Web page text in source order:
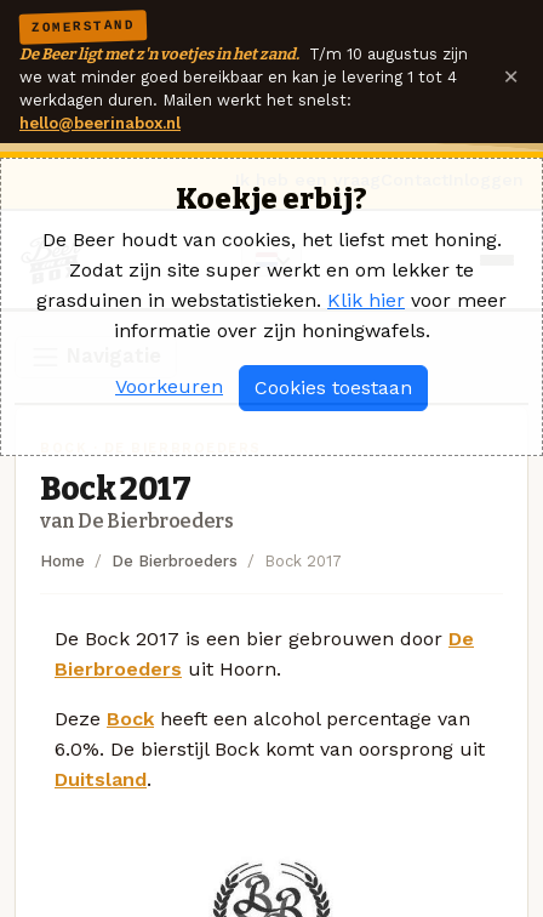
ZOMERSTAND
De Beer ligt met z'n voetjes in het zand. T/m 10 augustus zijn
we wat minder goed bereikbaar en kan je levering 1 tot 4
werkdagen duren. Mailen werkt het snelst:
hello@beerinabox.nl
×
Bock 2017
van De Bierbroeders
Home De Bierbroeders Bock 2017
De Bock 2017 is een bier gebrouwen door De
Bierbroeders uit Hoorn.
Deze Bock heeft een alcohol percentage van
6.0%. De bierstijl Bock komt van oorsprong uit
Duitsland.
Koekje erbij?
De Beer houdt van cookies, het liefst met honing.
Zodat zijn site super werkt en om lekker te
grasduinen in webstatistieken. Klik hier voor meer
informatie over zijn honingwafels.
Voorkeuren Cookies toestaan